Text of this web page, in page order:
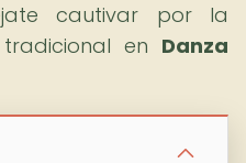
cautivar por la
en Danza